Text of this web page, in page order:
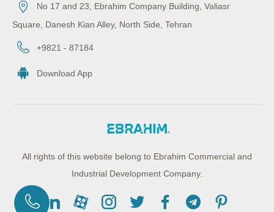
No 17 and 23, Ebrahim Company Building, Valiasr
Square, Danesh Kian Alley, North Side, Tehran
+9821 - 87184
Download App
All rights of this website belong to Ebrahim Commercial and
Industrial Development Company.